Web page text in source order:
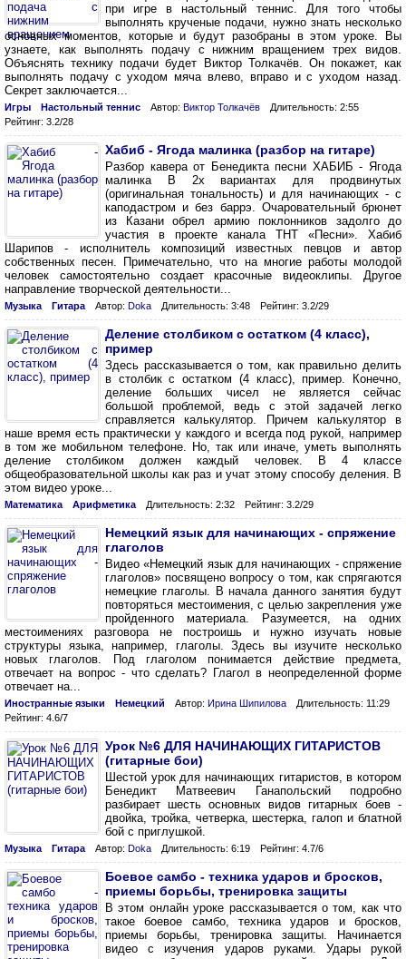
при игре в настольный теннис. Для того чтобы
выполнять крученые подачи, нужно знать несколько
основных моментов, которые и будут разобраны в этом уроке. Вы
узнаете, как выполнять подачу с нижним вращением трех видов.
Объяснять технику подачи будет Виктор Толкачёв. Он покажет, как
выполнять подачу с уходом мяча влево, вправо и с уходом назад.
Секрет заключается...
Игры Настольный теннис Автор: Виктор Толкачёв
Длительность: 2:55
Рейтинг: 3.2/28
Хабиб - Ягода малинка (разбор на гитаре)
Разбор кавера от Бенедикта песни ХАБИБ - Ягода
малинка В 2х вариантах для продвинутых
(оригинальная тональность) и для начинающих - с
каподастром и без баррэ. Очаровательный брюнет
из Казани обрел армию поклонников задолго до
участия в проекте канала ТНТ «Песни». Хабиб
Шарипов - исполнитель композиций известных певцов и автор
собственных песен. Примечательно, что на многие работы молодой
человек самостоятельно создает красочные видеоклипы. Другое
направление творческой деятельности...
Музыка Гитара Автор: Doka Длительность: 3:48 Рейтинг: 3.2/29
Деление столбиком с остатком (4 класс),
пример
Здесь рассказывается о том, как правильно делить
в столбик с остатком (4 класс), пример. Конечно,
деление больших чисел не является сейчас
большой проблемой, ведь с этой задачей легко
справляется калькулятор. Причем калькулятор в
наше время есть практически у каждого и всегда под рукой, например
в том же мобильном телефоне. Но, так или иначе, уметь выполнять
деление столбиком должен каждый человек. В 4 классе
общеобразовательной школы как раз и учат этому способу деления. В
этом видео уроке...
Математика Арифметика Длительность: 2:32 Рейтинг: 3.2/29
Немецкий язык для начинающих - спряжение
глаголов
Видео «Немецкий язык для начинающих - спряжение
глаголов» посвящено вопросу о том, как спрягаются
немецкие глаголы. В начала данного занятия будут
повторяться местоимения, с целью закрепления уже
пройденного материала. Разумеется, на одних
местоимениях разговора не построишь и нужно изучать новые
структуры языка, например, глаголы. Здесь вы изучите несколько
новых глаголов. Под глаголом понимается действие предмета,
отвечает на вопрос - что сделать? Глагол в неопределенной форме
отвечает на...
Иностранные языки Немецкий Автор: Ирина Шипилова
Длительность: 11:29
Рейтинг: 4.6/7
Урок №6 ДЛЯ НАЧИНАЮЩИХ ГИТАРИСТОВ
(гитарные бои)
Шестой урок для начинающих гитаристов, в котором
Бенедикт Матвеевич Ганапольский подробно
разбирает шесть основных видов гитарных боев -
двойка, тройка, четверка, шестерка, галоп и блатной
бой с приглушкой.
Музыка Гитара Автор: Doka Длительность: 6:19 Рейтинг: 4.7/6
Боевое самбо - техника ударов и бросков,
приемы борьбы, тренировка защиты
В этом онлайн уроке рассказывается о том, как что
такое боевое самбо, техника ударов и бросков,
приемы борьбы, тренировка защиты. Начинается
видео с изучения ударов руками. Удары рукой